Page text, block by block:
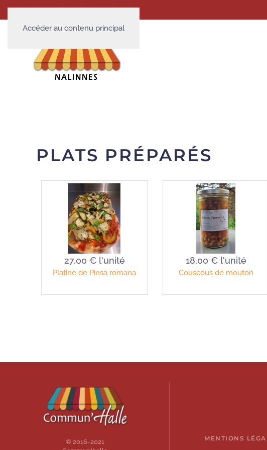
Accéder au contenu principal
S'INSCRIRE SE CONNECTER
PLATS PRÉPARÉS
27,00 € l'unité
Platine de Pinsa romana
18,00 € l'unité
Couscous de mouton
© 2016-2021
MENTIONS